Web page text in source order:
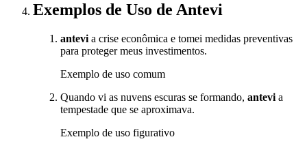
Exemplos de Uso de Antevi
antevi a crise econômica e tomei medidas preventivas
para proteger meus investimentos.
Exemplo de uso comum
Quando vi as nuvens escuras se formando, antevi a
tempestade que se aproximava.
Exemplo de uso figurativo